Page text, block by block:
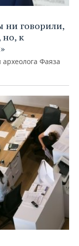
говорили,
к
Фаяза